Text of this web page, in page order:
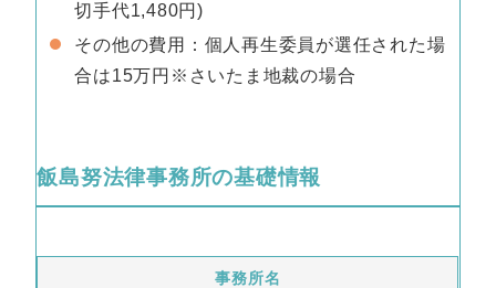
切手代1,480円)
その他の費用：個人再生委員が選任された場
合は15万円※さいたま地裁の場合
飯島努法律事務所の基礎情報
事務所名